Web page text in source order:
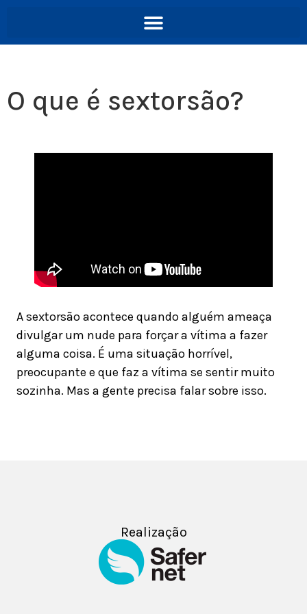
O que é sextorsão?
A sextorsão acontece quando alguém ameaça
divulgar um nude para forçar a vítima a fazer
alguma coisa. É uma situação horrível,
preocupante e que faz a vítima se sentir muito
sozinha. Mas a gente precisa falar sobre isso.
Realização